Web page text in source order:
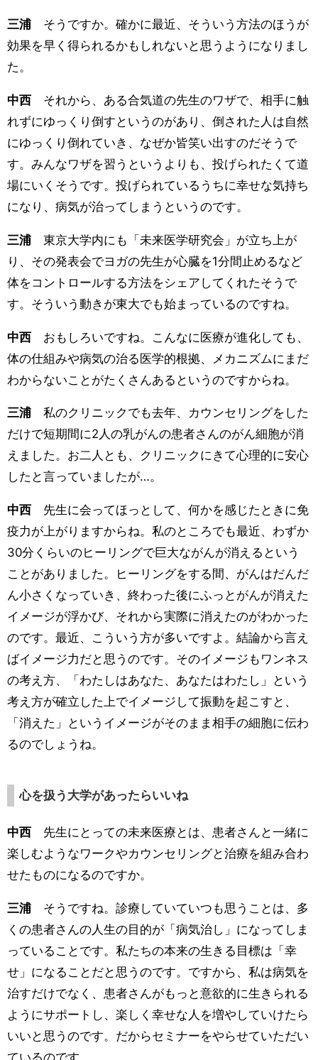
三浦 そうですか。確かに最近、そういう方法のほうが
効果を早く得られるかもしれないと思うようになりまし
た。
中西 それから、ある合気道の先生のワザで、相手に触
れずにゆっくり倒すというのがあり、倒された人は自然
にゆっくり倒れていき、なぜか皆笑い出すのだそうで
す。みんなワザを習うというよりも、投げられたくて道
場にいくそうです。投げられているうちに幸せな気持ち
になり、病気が治ってしまうというのです。
三浦 東京大学内にも「未来医学研究会」が立ち上が
り、その発表会でヨガの先生が心臓を1分間止めるなど
体をコントロールする方法をシェアしてくれたそうで
す。そういう動きが東大でも始まっているのですね。
中西 おもしろいですね。こんなに医療が進化しても、
体の仕組みや病気の治る医学的根拠、メカニズムにまだ
わからないことがたくさんあるというのですからね。
三浦 私のクリニックでも去年、カウンセリングをした
だけで短期間に2人の乳がんの患者さんのがん細胞が消
えました。お二人とも、クリニックにきて心理的に安心
したと言っていましたが…。
中西 先生に会ってほっとして、何かを感じたときに免
疫力が上がりますからね。私のところでも最近、わずか
30分くらいのヒーリングで巨大ながんが消えるという
ことがありました。ヒーリングをする間、がんはだんだ
ん小さくなっていき、終わった後にふっとがんが消えた
イメージが浮かび、それから実際に消えたのがわかった
のです。最近、こういう方が多いですよ。結論から言え
ばイメージ力だと思うのです。そのイメージもワンネス
の考え方、「わたしはあなた、あなたはわたし」という
考え方が確立した上でイメージして振動を起こすと、
「消えた」というイメージがそのまま相手の細胞に伝わ
るのでしょうね。
心を扱う大学があったらいいね
中西 先生にとっての未来医療とは、患者さんと一緒に
楽しむようなワークやカウンセリングと治療を組み合わ
せたものになるのですか。
三浦 そうですね。診療していていつも思うことは、多
くの患者さんの人生の目的が「病気治し」になってしま
っていることです。私たちの本来の生きる目標は「幸
せ」になることだと思うのです。ですから、私は病気を
治すだけでなく、患者さんがもっと意欲的に生きられる
ようにサポートし、楽しく幸せな人を増やしていけたら
いいと思うのです。だからセミナーをやらせていただい
ているのです。